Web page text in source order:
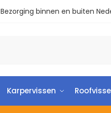
Bezorging binnen en buiten
Karpervissen